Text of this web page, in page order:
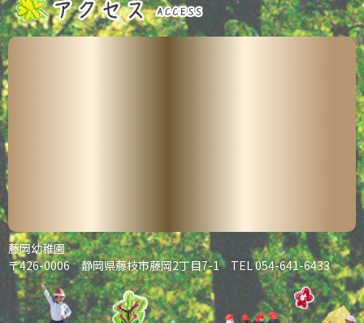
藤岡幼稚園
〒426-0006 静岡県藤枝市藤岡2丁目7-1 TEL 054-641-6433